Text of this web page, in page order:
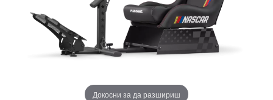
Докосни за да разшириш